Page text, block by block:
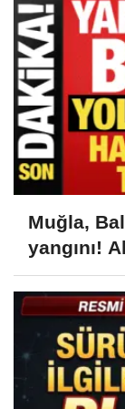
Muğla,
yangını!